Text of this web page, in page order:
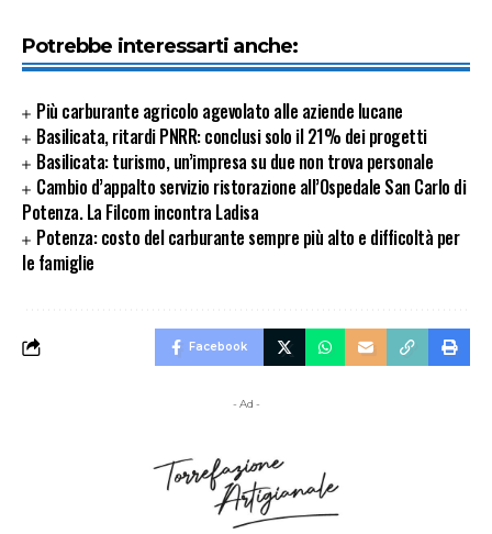
Potrebbe interessarti anche:
Più carburante agricolo agevolato alle aziende lucane
Basilicata, ritardi PNRR: conclusi solo il 21% dei progetti
Basilicata: turismo, un’impresa su due non trova personale
Cambio d’appalto servizio ristorazione all’Ospedale San Carlo di
Potenza. La Filcom incontra Ladisa
Potenza: costo del carburante sempre più alto e difficoltà per
le famiglie
Facebook
- Ad -